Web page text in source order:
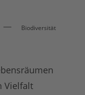
Biodiversität
Vielfalt